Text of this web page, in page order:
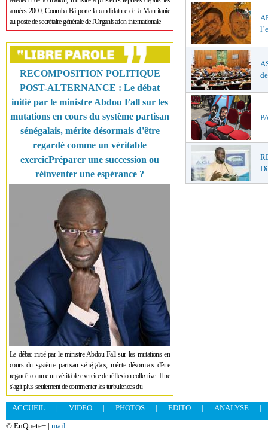
années 2000, Coumba Bâ porte la candidature de la Mauritanie
au poste de secrétaire générale de l'Organisation internationale
RECOMPOSITION POLITIQUE
POST-ALTERNANCE : Le débat
initié par le ministre Abdou Fall sur les
mutations en cours du système partisan
sénégalais, mérite désormais d'être
regardé comme un véritable
exercicPréparer une succession ou
réinventer une espérance ?
Le débat initié par le ministre Abdou Fall sur les mutations en
cours du système partisan sénégalais, mérite désormais d'être
regardé comme un véritable exercice de réflexion collective. Il ne
s'agit plus seulement de commenter les turbulences du
ACCUEIL | VIDEO | PHOTOS | EDITO | ANALYSE
|
© EnQuete+ | mail